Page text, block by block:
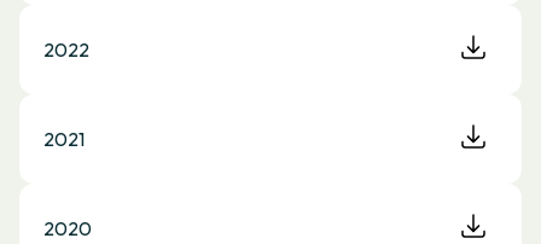
2022
2021
2020